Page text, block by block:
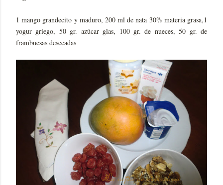
1 mango grandecito y maduro, 200 ml de nata 30% materia grasa,1
yogur griego, 50 gr. azúcar glas, 100 gr. de nueces, 50 gr. de
frambuesas desecadas